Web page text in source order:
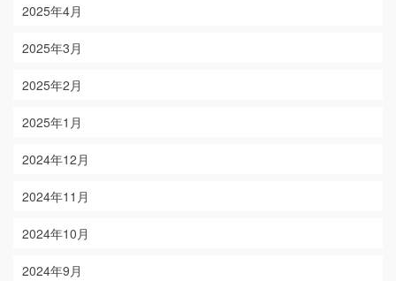
2025年4月
2025年3月
2025年2月
2025年1月
2024年12月
2024年11月
2024年10月
2024年9月